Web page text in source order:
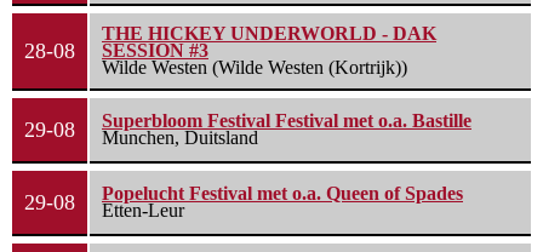
28-08
THE HICKEY UNDERWORLD - DAK
SESSION #3
Wilde Westen (Wilde Westen (Kortrijk))
29-08
Superbloom Festival Festival met o.a. Bastille
Munchen, Duitsland
29-08
Popelucht Festival met o.a. Queen of Spades
Etten-Leur